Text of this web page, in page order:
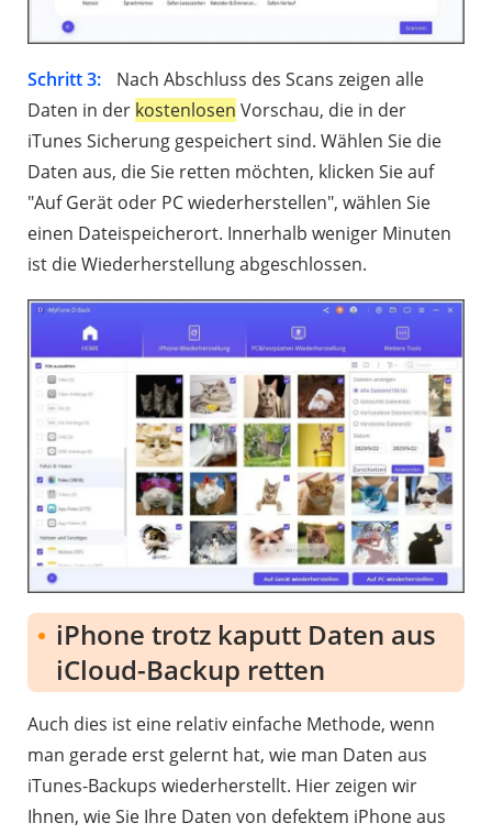
Schritt 3:
Nach Abschluss des Scans zeigen alle
Daten in der kostenlosen Vorschau, die in der
iTunes Sicherung gespeichert sind. Wählen Sie die
Daten aus, die Sie retten möchten, klicken Sie auf
"Auf Gerät oder PC wiederherstellen", wählen Sie
einen Dateispeicherort. Innerhalb weniger Minuten
ist die Wiederherstellung abgeschlossen.
iPhone trotz kaputt Daten aus
iCloud-Backup retten
Auch dies ist eine relativ einfache Methode, wenn
man gerade erst gelernt hat, wie man Daten aus
iTunes-Backups wiederherstellt. Hier zeigen wir
Ihnen, wie Sie Ihre Daten von defektem iPhone aus